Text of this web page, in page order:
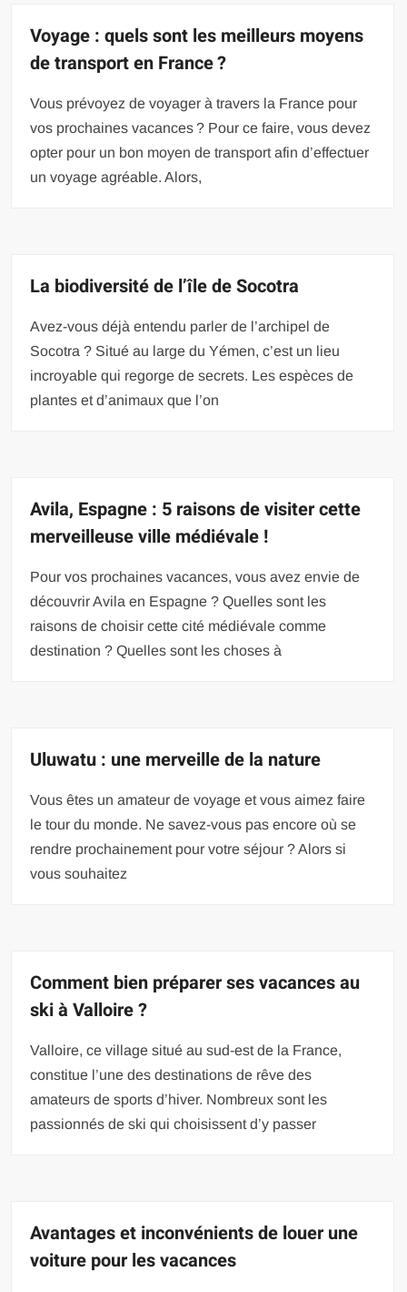
Voyage : quels sont les meilleurs moyens
de transport en France ?
Vous prévoyez de voyager à travers la France pour
vos prochaines vacances ? Pour ce faire, vous devez
opter pour un bon moyen de transport afin d’effectuer
un voyage agréable. Alors,
La biodiversité de l’île de Socotra
Avez-vous déjà entendu parler de l’archipel de
Socotra ? Situé au large du Yémen, c’est un lieu
incroyable qui regorge de secrets. Les espèces de
plantes et d’animaux que l’on
Avila, Espagne : 5 raisons de visiter cette
merveilleuse ville médiévale !
Pour vos prochaines vacances, vous avez envie de
découvrir Avila en Espagne ? Quelles sont les
raisons de choisir cette cité médiévale comme
destination ? Quelles sont les choses à
Uluwatu : une merveille de la nature
Vous êtes un amateur de voyage et vous aimez faire
le tour du monde. Ne savez-vous pas encore où se
rendre prochainement pour votre séjour ? Alors si
vous souhaitez
Comment bien préparer ses vacances au
ski à Valloire ?
Valloire, ce village situé au sud-est de la France,
constitue l’une des destinations de rêve des
amateurs de sports d’hiver. Nombreux sont les
passionnés de ski qui choisissent d’y passer
Avantages et inconvénients de louer une
voiture pour les vacances